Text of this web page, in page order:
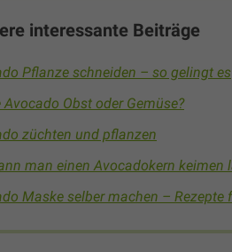
interessante Beiträge
Pflanze schneiden – so gelingt es
Avocado Obst oder Gemüse?
züchten und pflanzen
man einen Avocadokern keimen
Maske selber machen – Rezepte